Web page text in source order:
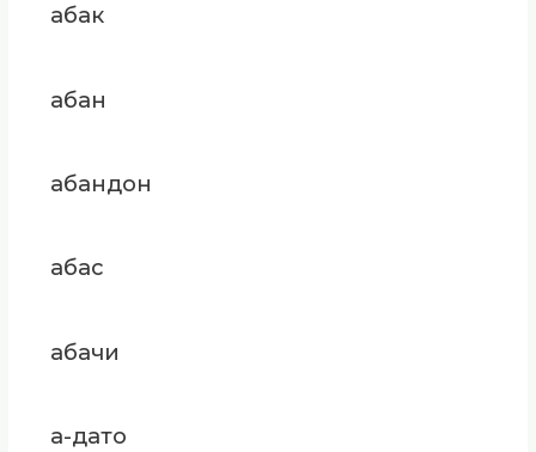
абак
абан
абандон
абас
абачи
а-дато